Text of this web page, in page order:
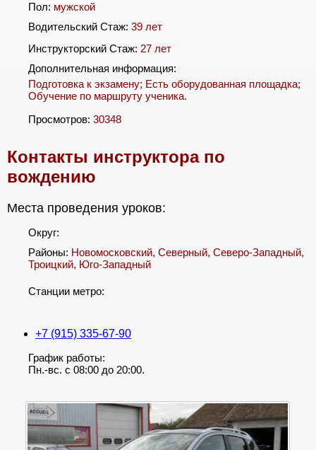
Пол: мужской
Водительский Стаж: 39 лет
Инструкторский Стаж: 27 лет
Дополнительная информация:
Подготовка к экзамену; Есть оборудованная площадка;
Обучение по маршруту ученика.
Просмотров: 30348
Контакты инструктора по
вождению
Места проведения уроков:
Округ:
Районы: Новомосковский, Северный, Северо-Западный,
Троицкий, Юго-Западный
Станции метро:
+7 (915) 335-67-90
График работы:
Пн.-вс. с 08:00 до 20:00.